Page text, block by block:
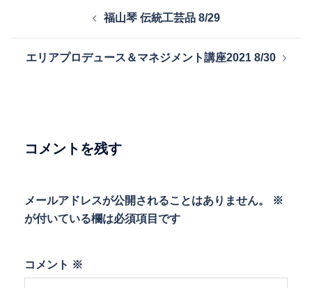
ビ
ョ
福山琴 伝統工芸品 8/29
エリアプロデュース＆マネジメント講座2021 8/30
コメントを残す
メールアドレスが公開されることはありません。
※
が付いている欄は必須項目です
コメント ※